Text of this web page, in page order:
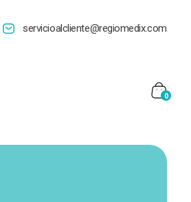
servicioalcliente@regiomedix.com
0